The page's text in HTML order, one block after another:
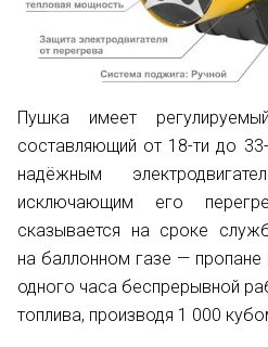
Пушка имеет
составляющий от 18-ти до
надёжным
исключающим его
сказывается на сроке
на баллонном газе — пропане
одного часа беспрерывной
топлива, производя 1 000